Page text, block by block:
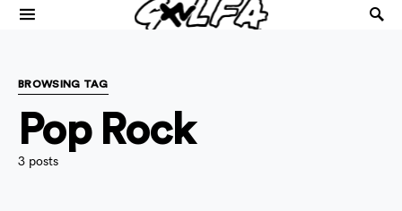
BROWSING TAG
Pop Rock
3 posts